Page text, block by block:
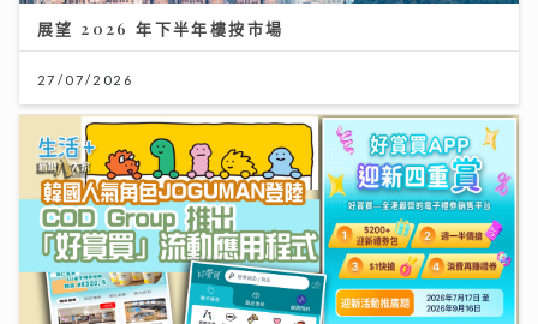
展望 2026 年下半年樓按市場
27/07/2026